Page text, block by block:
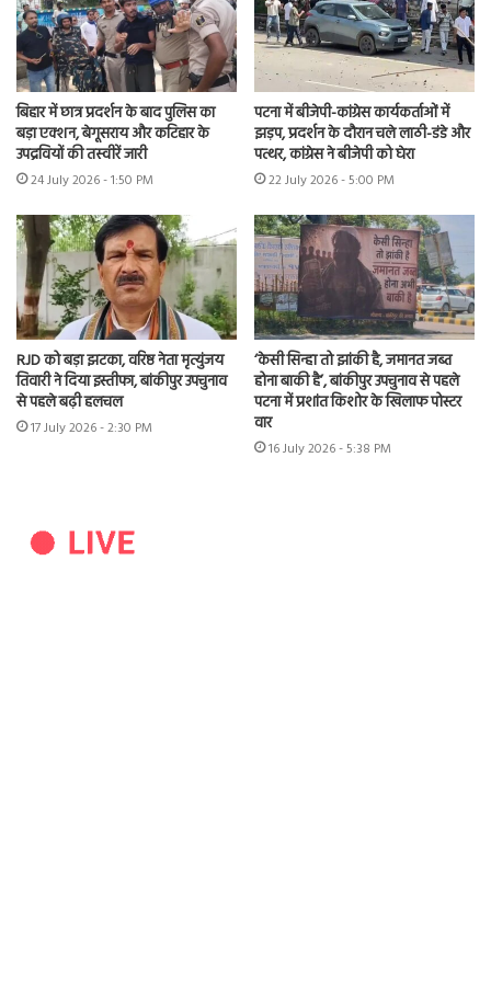
बिहार में छात्र प्रदर्शन के बाद पुलिस का
बड़ा एक्शन, बेगूसराय और कटिहार के
उपद्रवियों की तस्वीरें जारी
24 July 2026 - 1:50 PM
पटना में बीजेपी-कांग्रेस कार्यकर्ताओं में
झड़प, प्रदर्शन के दौरान चले लाठी-डंडे और
पत्थर, कांग्रेस ने बीजेपी को घेरा
22 July 2026 - 5:00 PM
RJD को बड़ा झटका, वरिष्ठ नेता मृत्युंजय
तिवारी ने दिया इस्तीफा, बांकीपुर उपचुनाव
से पहले बढ़ी हलचल
17 July 2026 - 2:30 PM
‘केसी सिन्हा तो झांकी है, जमानत जब्त
होना बाकी है’, बांकीपुर उपचुनाव से पहले
पटना में प्रशांत किशोर के खिलाफ पोस्टर
वार
16 July 2026 - 5:38 PM